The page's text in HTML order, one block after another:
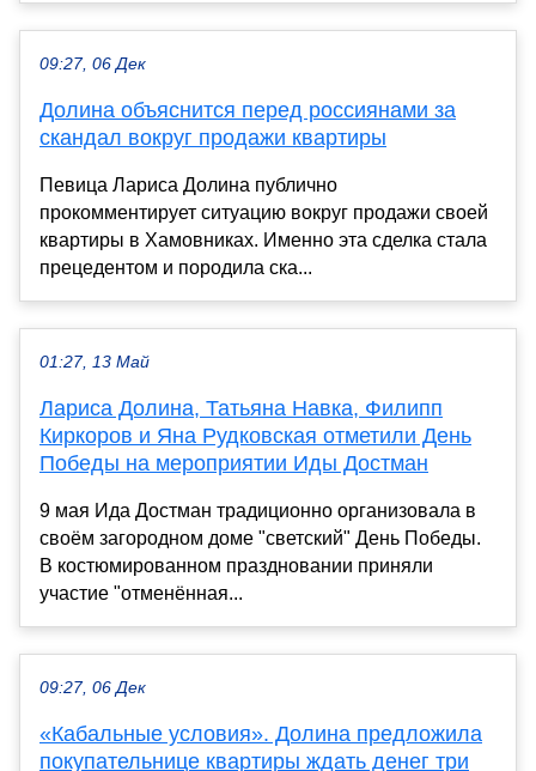
09:27, 06 Дек
Долина объяснится перед россиянами за
скандал вокруг продажи квартиры
Певица Лариса Долина публично
прокомментирует ситуацию вокруг продажи своей
квартиры в Хамовниках. Именно эта сделка стала
прецедентом и породила ска...
01:27, 13 Май
Лариса Долина, Татьяна Навка, Филипп
Киркоров и Яна Рудковская отметили День
Победы на мероприятии Иды Достман
9 мая Ида Достман традиционно организовала в
своём загородном доме "светский" День Победы.
В костюмированном праздновании приняли
участие "отменённая...
09:27, 06 Дек
«Кабальные условия». Долина предложила
покупательнице квартиры ждать денег три